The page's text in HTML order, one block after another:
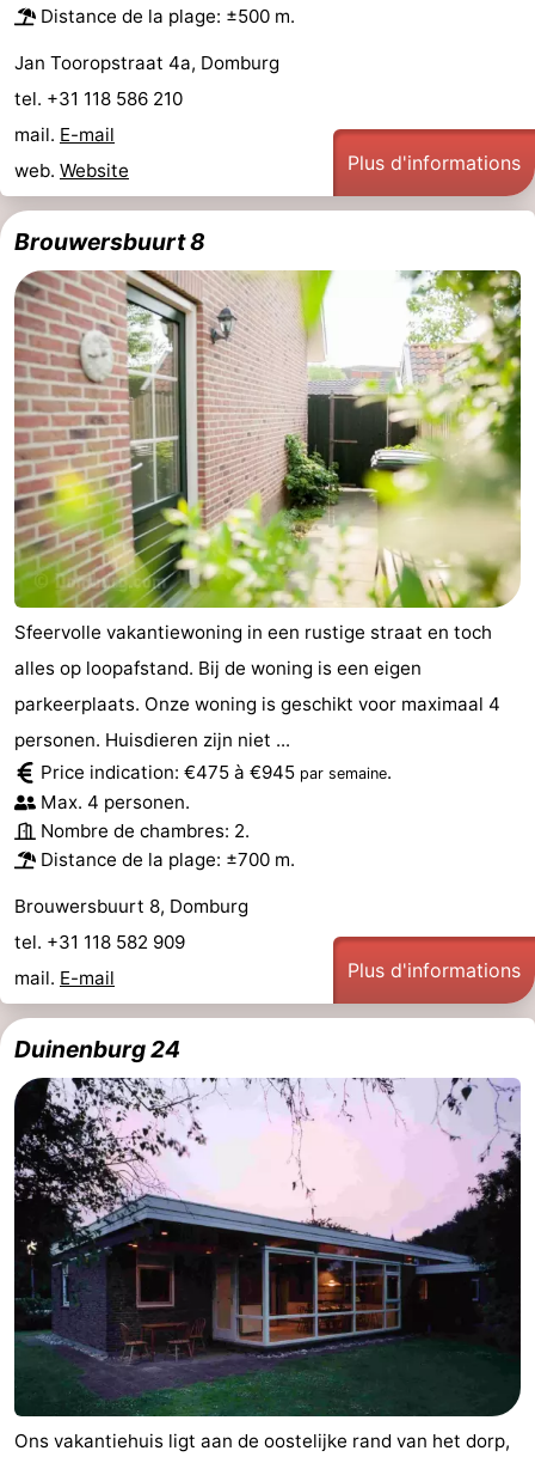
et
Lieux
d'intérêt
Musées
-
Monuments
-
Moulins
-
Phares
-
Points
de
vue
Attractions
-
Terrains
de
jeux
-
Aires
de
jeux
intérieures
-
Bowling
-
Parcours
de
mini-
golf
Centres
de
bien-
être
Villages
&
villes
Nature
Visites
guidées
Sports
Piscines
-
Faire
du
vélo
-
Randonnée
-
Équitation
-
Manèges
-
Terrains
de
golf
Peche
Sportive
Equitation
Conduite
l'anneau
et
Événements
Distance de la plage: ±500 m.
Jan Tooropstraat 4a, Domburg
tel. +31 118 586 210
mail. E-mail
web. Website Plus d'informations
Brouwersbuurt 8
Sfeervolle vakantiewoning in een rustige straat en toch
alles op loopafstand. Bij de woning is een eigen
parkeerplaats. Onze woning is geschikt voor maximaal 4
personen. Huisdieren zijn niet ...
Price indication: €475 à €945 par semaine.
Max. 4 personen.
Nombre de chambres: 2.
Distance de la plage: ±700 m.
Brouwersbuurt 8, Domburg
tel. +31 118 582 909
mail. E-mail Plus d'informations
Duinenburg 24
Ons vakantiehuis ligt aan de oostelijke rand van het dorp,